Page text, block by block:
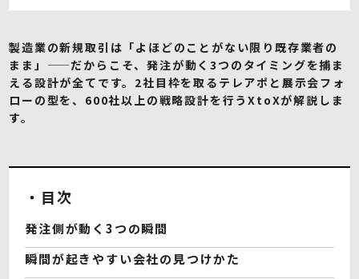
製造業の新規取引は「よほどのことがない限り既存業者の
まま」——だからこそ、発注が動く3つのタイミングを捕ま
える設計が全てです。2社目枠を取るテレアポと展示会フォ
ローの型を、600社以上の戦略設計を行うXtoXが解説しま
す。
・目次
発注側が動く3つの瞬間
瞬間が起きやすい会社の見つけかた